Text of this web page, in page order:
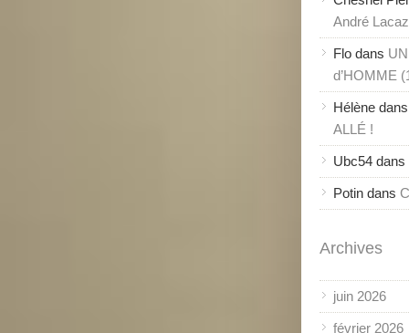
André
Flo dans
d’HOMME
Hélène
ALLÉ !
Ubc54 dans
Potin dans
Archives
juin 2026
février 2026